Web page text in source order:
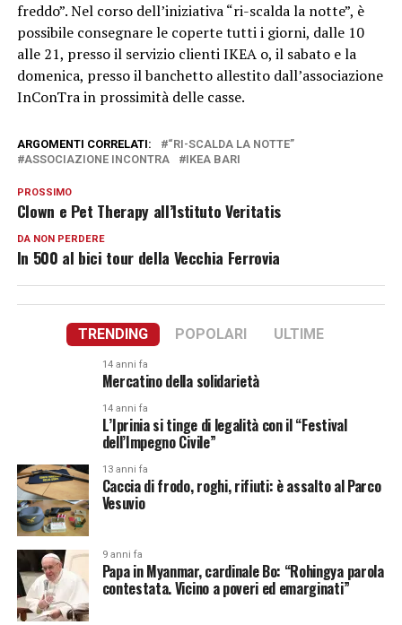
freddo”. Nel corso dell’iniziativa “ri-scalda la notte”, è
possibile consegnare le coperte tutti i giorni, dalle 10
alle 21, presso il servizio clienti IKEA o, il sabato e la
domenica, presso il banchetto allestito dall’associazione
InConTra in prossimità delle casse.
ARGOMENTI CORRELATI:
“RI-SCALDA LA NOTTE”
ASSOCIAZIONE INCONTRA
IKEA BARI
PROSSIMO
Clown e Pet Therapy all’Istituto Veritatis
DA NON PERDERE
In 500 al bici tour della Vecchia Ferrovia
TRENDING POPOLARI ULTIME
14 anni fa
Mercatino della solidarietà
14 anni fa
L’Iprinia si tinge di legalità con il “Festival
dell’Impegno Civile”
13 anni fa
Caccia di frodo, roghi, rifiuti: è assalto al Parco
Vesuvio
9 anni fa
Papa in Myanmar, cardinale Bo: “Rohingya parola
contestata. Vicino a poveri ed emarginati”